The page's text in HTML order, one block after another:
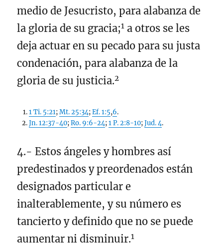
medio de Jesucristo, para alabanza de
la gloria de su gracia;1 a otros se les
deja actuar en su pecado para su justa
condenación, para alabanza de la
gloria de su justicia.2
1 Ti. 5:21;Mt. 25:34;Ef. 1:5,6.
Jn. 12:37-40;Ro. 9:6-24;1 P. 2:8-10;Jud. 4.
4.- Estos ángeles y hombres así
predestinados y preordenados están
designados particular e
inalterablemente, y su número es
tancierto y definido que no se puede
aumentar ni disminuir.1